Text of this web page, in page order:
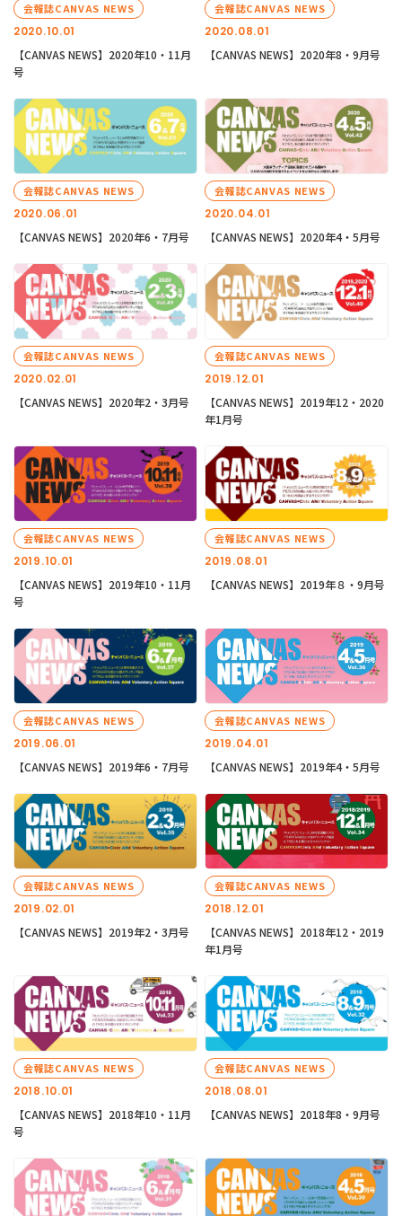
2020.10.01
会報誌CANVAS NEWS
【CANVAS NEWS】2020年10・11月
号
2020.08.01
会報誌CANVAS NEWS
【CANVAS NEWS】2020年8・9月号
2020.06.01
会報誌CANVAS NEWS
【CANVAS NEWS】2020年6・7月号
2020.04.01
会報誌CANVAS NEWS
【CANVAS NEWS】2020年4・5月号
2020.02.01
会報誌CANVAS NEWS
【CANVAS NEWS】2020年2・3月号
2019.12.01
会報誌CANVAS NEWS
【CANVAS NEWS】2019年12・2020
年1月号
2019.10.01
会報誌CANVAS NEWS
【CANVAS NEWS】2019年10・11月
号
2019.08.01
会報誌CANVAS NEWS
【CANVAS NEWS】2019年８・9月号
2019.06.01
会報誌CANVAS NEWS
【CANVAS NEWS】2019年6・7月号
2019.04.01
会報誌CANVAS NEWS
【CANVAS NEWS】2019年4・5月号
2019.02.01
会報誌CANVAS NEWS
【CANVAS NEWS】2019年2・3月号
2018.12.01
会報誌CANVAS NEWS
【CANVAS NEWS】2018年12・2019
年1月号
2018.10.01
会報誌CANVAS NEWS
【CANVAS NEWS】2018年10・11月
号
2018.08.01
会報誌CANVAS NEWS
【CANVAS NEWS】2018年8・9月号